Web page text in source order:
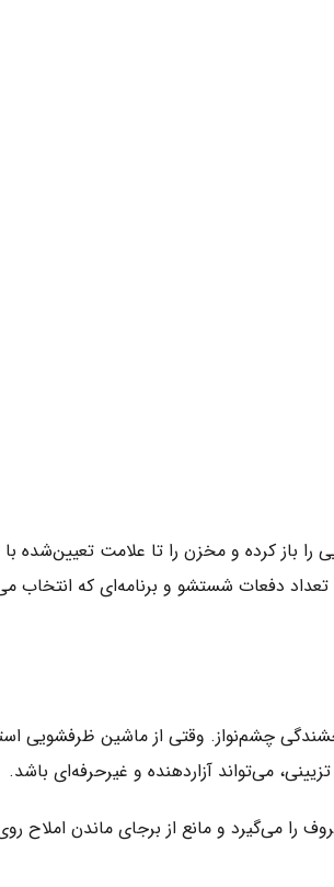
کرده و مخزن را تا علامت تعیین‌شده با
دفعات شستشو و برنامه‌ای که انتخاب
چشم‌نواز. وقتی از ماشین ظرفشویی
می‌تواند آزاردهنده و غیرحرفه‌ای باشد.
را می‌گیرد و مانع از برجای ماندن املاح